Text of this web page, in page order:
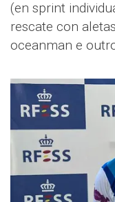
(en sprint
rescate con
oceanman e